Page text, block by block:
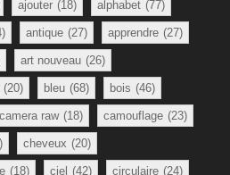
ajouter (18) alphabet (77)
antique (27) apprendre (27)
art nouveau (26)
(20) bleu (68) bois (46)
camera raw (18) camouflage (23)
cheveux (20)
(18) ciel (42) circulaire (24)